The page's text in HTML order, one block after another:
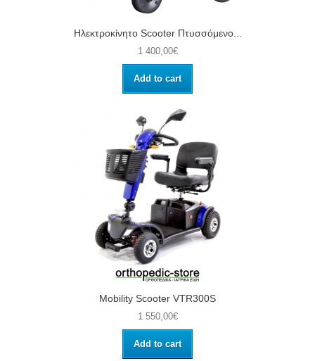
Ηλεκτροκίνητο Scooter Πτυσσόμενο...
1 400,00€
Add to cart
Mobility Scooter VTR300S
1 550,00€
Add to cart